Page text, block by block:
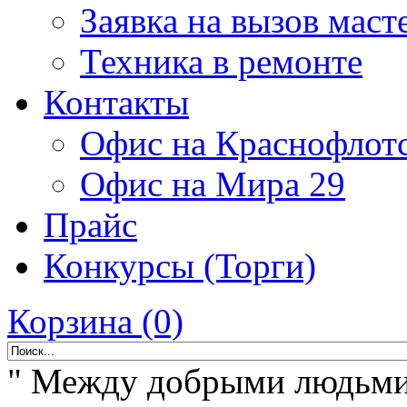
Заявка на вызов
Техника в ремонте
Контакты
Офис на
Офис на Мира 29
Прайс
Конкурсы (Торги)
Корзина (0)
" Между добрыми